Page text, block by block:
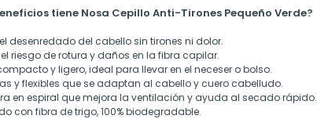
tiene Nosa Cepillo Anti-Tirones Pequeño Verde?
desenredado del cabello sin tirones ni dolor.
riesgo de rotura y daños en la fibra capilar.
y ligero, ideal para llevar en el neceser o bolso.
y flexibles que se adaptan al cabello y cuero cabelludo.
en espiral que mejora la ventilación y ayuda al secado rápido.
con fibra de trigo, 100% biodegradable.